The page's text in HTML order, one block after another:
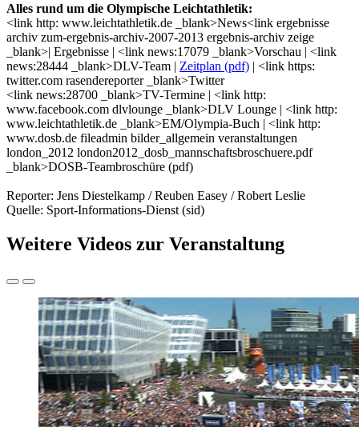
Alles rund um die Olympische Leichtathletik:
<link http: www.leichtathletik.de _blank>News<link ergebnisse
archiv zum-ergebnis-archiv-2007-2013 ergebnis-archiv zeige
_blank>| Ergebnisse | <link news:17079 _blank>Vorschau | <link
news:28444 _blank>DLV-Team | Zeitplan (pdf) | <link https:
twitter.com rasendereporter _blank>Twitter
<link news:28700 _blank>TV-Termine | <link http:
www.facebook.com dlvlounge _blank>DLV Lounge | <link http:
www.leichtathletik.de _blank>EM/Olympia-Buch | <link http:
www.dosb.de fileadmin bilder_allgemein veranstaltungen
london_2012 london2012_dosb_mannschaftsbroschuere.pdf
_blank>DOSB-Teambroschüre (pdf)
Reporter: Jens Diestelkamp / Reuben Easey / Robert Leslie
Quelle: Sport-Informations-Dienst (sid)
Weitere Videos zur Veranstaltung